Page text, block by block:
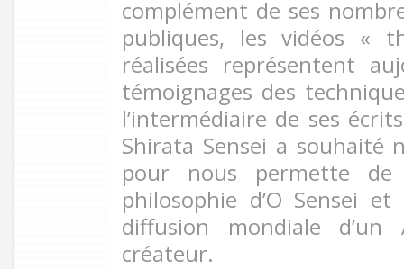
complément de ses
publiques, les vidéos «
réalisées représentent
témoignages des
l’intermédiaire de ses
Shirata Sensei a souhaité
pour nous permette
philosophie d’O Sensei
diffusion mondiale
créateur.